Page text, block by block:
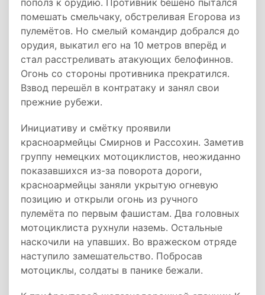
пополз к орудию. Противник бешено пытался
помешать смельчаку, обстреливая Егорова из
пулемётов. Но смелый командир добрался до
орудия, выкатил его на 10 метров вперёд и
стал расстреливать атакующих белофиннов.
Огонь со стороны противника прекратился.
Взвод перешёл в контратаку и занял свои
прежние рубежи.
Инициативу и смётку проявили
красноармейцы Смирнов и Рассохин. Заметив
группу немецких мотоциклистов, неожиданно
показавшихся из-за поворота дороги,
красноармейцы заняли укрытую огневую
позицию и открыли огонь из ручного
пулемёта по первым фашистам. Два головных
мотоциклиста рухнули наземь. Остальные
наскочили на упавших. Во вражеском отряде
наступило замешательство. Побросав
мотоциклы, солдаты в панике бежали.